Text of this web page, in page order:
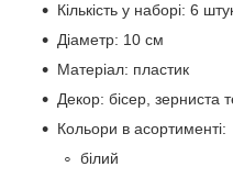
Кількість у наборі: 6
Діаметр: 10 см
Матеріал: пластик
Декор: бісер, зерниста
Кольори в асортименті:
білий